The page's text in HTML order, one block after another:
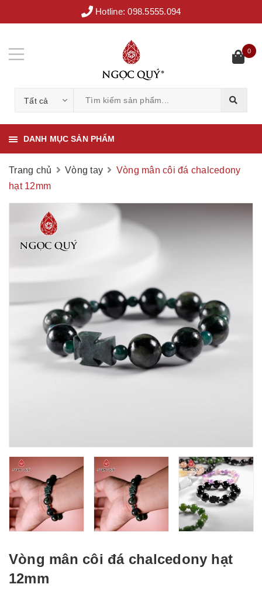
Hotline:098.5555.094
Tất cả
0
DANH MỤC SẢN PHẨM
Trang chủ Vòng tay
Vòng mân côi đá chalcedony
hạt 12mm
Vòng mân côi đá chalcedony hạt
12mm